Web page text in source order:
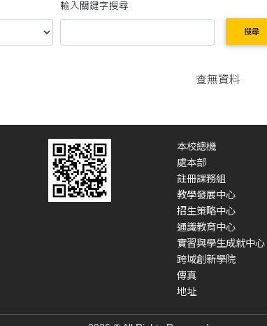
輸入關鍵字搜尋
搜尋
查無資料
本校總機
處本部
註冊課務組
教學發展中心
招生策略中心
通識教育中心
實習與學生成就中心
跨域創新學院
傳真
地址